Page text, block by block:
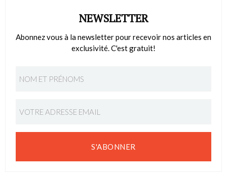
NEWSLETTER
Abonnez vous à la newsletter pour recevoir nos articles en
exclusivité. C'est gratuit!
S'ABONNER